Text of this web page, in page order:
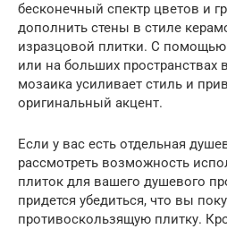
бесконечный спектр цветов и
дополнить стены в стиле
изразцовой плитки. С
или на больших пространствах
мозаика усиливает стиль и
оригинальный акцент.
Если у вас есть отдельная
рассмотреть возможность
плиток для вашего душевого
придется убедиться, что вы
противоскользящую плитку.